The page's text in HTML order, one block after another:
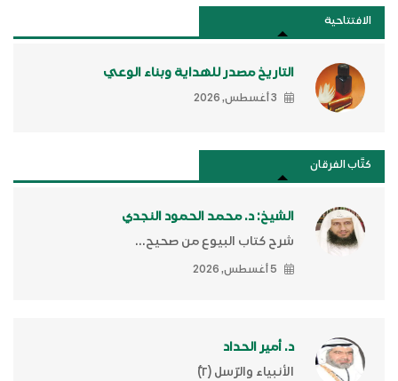
الافتتاحية
التاريخ مصدر للهداية وبناء الوعي
3 أغسطس, 2026
كتَّاب الفرقان
الشيخ: د. محمد الحمود النجدي
شرح كتاب البيوع من صحيح...
5 أغسطس, 2026
د. أمير الحداد
الأنبياء والرّسل (٢)ّ